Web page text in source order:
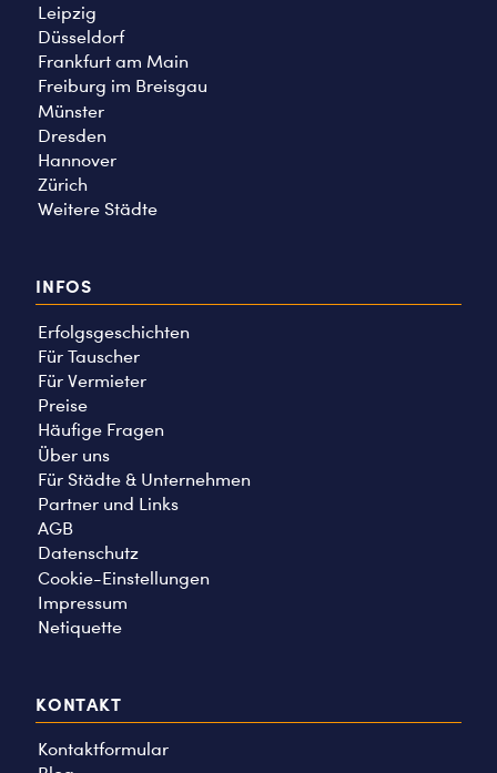
Leipzig
Düsseldorf
Frankfurt am Main
Freiburg im Breisgau
Münster
Dresden
Hannover
Zürich
Weitere Städte
INFOS
Erfolgsgeschichten
Für Tauscher
Für Vermieter
Preise
Häufige Fragen
Über uns
Für Städte & Unternehmen
Partner und Links
AGB
Datenschutz
Cookie-Einstellungen
Impressum
Netiquette
KONTAKT
Kontaktformular